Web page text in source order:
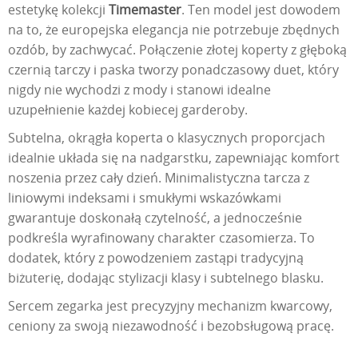
estetykę kolekcji Timemaster. Ten model jest dowodem
na to, że europejska elegancja nie potrzebuje zbędnych
ozdób, by zachwycać. Połączenie złotej koperty z głęboką
czernią tarczy i paska tworzy ponadczasowy duet, który
nigdy nie wychodzi z mody i stanowi idealne
uzupełnienie każdej kobiecej garderoby.
Subtelna, okrągła koperta o klasycznych proporcjach
idealnie układa się na nadgarstku, zapewniając komfort
noszenia przez cały dzień. Minimalistyczna tarcza z
liniowymi indeksami i smukłymi wskazówkami
gwarantuje doskonałą czytelność, a jednocześnie
podkreśla wyrafinowany charakter czasomierza. To
dodatek, który z powodzeniem zastąpi tradycyjną
biżuterię, dodając stylizacji klasy i subtelnego blasku.
Sercem zegarka jest precyzyjny mechanizm kwarcowy,
ceniony za swoją niezawodność i bezobsługową pracę.